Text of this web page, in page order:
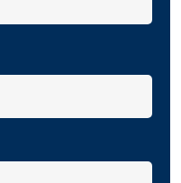
¡Un gusto!
para un masaje más
músculos después de